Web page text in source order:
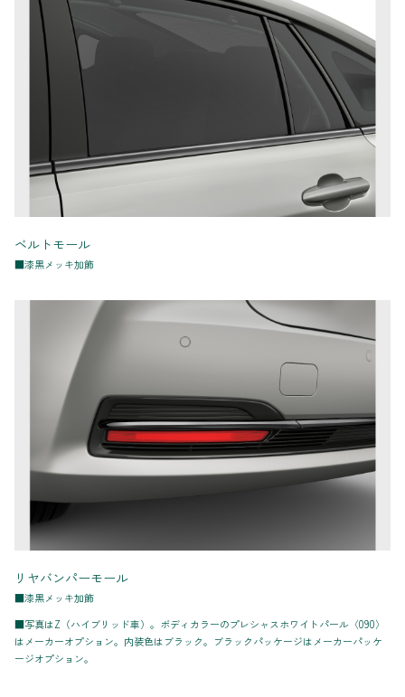
ベルトモール
■漆黒メッキ加飾
リヤバンパーモール
■漆黒メッキ加飾
■写真はZ（ハイブリッド車）。ボディカラーのプレシャスホワイトパール〈090〉
はメーカーオプション。内装色はブラック。ブラックパッケージはメーカーパッケ
ージオプション。